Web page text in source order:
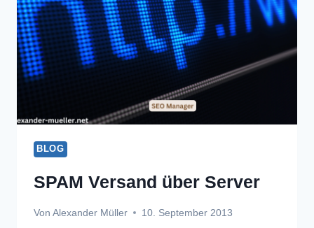
BLOG
SPAM Versand über Server
Von Alexander Müller 10. September 2013